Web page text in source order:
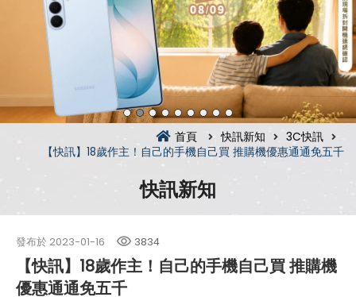
首頁 快訊新知
3C快訊
【快訊】18歲作主！自己的手機自己買 推購機優惠通通免五千
快訊新知
發布於 2023-01-16 3834
【快訊】18歲作主！自己的手機自己買 推購機
優惠通通免五千